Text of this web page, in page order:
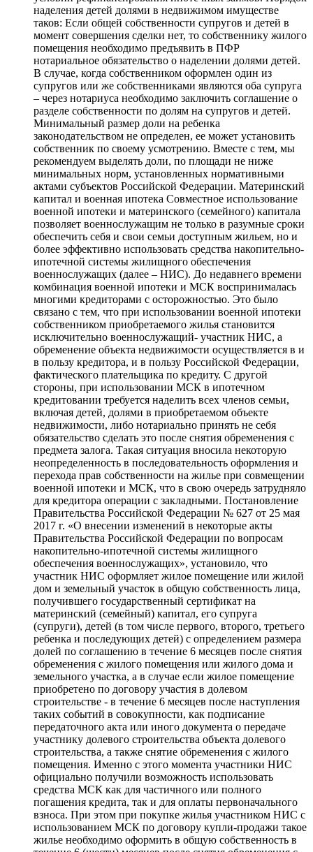
наделения детей долями в недвижимом имуществе
таков: Если общей собственности супругов и детей в
момент совершения сделки нет, то собственнику жилого
помещения необходимо предъявить в ПФР
нотариальное обязательство о наделении долями детей.
В случае, когда собственником оформлен один из
супругов или же собственниками являются оба супруга
– через нотариуса необходимо заключить соглашение о
разделе собственности по долям на супругов и детей.
Минимальный размер доли на ребенка
законодательством не определен, ее может установить
собственник по своему усмотрению. Вместе с тем, мы
рекомендуем выделять доли, по площади не ниже
минимальных норм, установленных нормативными
актами субъектов Российской Федерации. Материнский
капитал и военная ипотека Совместное использование
военной ипотеки и материнского (семейного) капитала
позволяет военнослужащим не только в разумные сроки
обеспечить себя и свои семьи доступным жильем, но и
более эффективно использовать средства накопительно-
ипотечной системы жилищного обеспечения
военнослужащих (далее – НИС). До недавнего времени
комбинация военной ипотеки и МСК воспринималась
многими кредиторами с осторожностью. Это было
связано с тем, что при использовании военной ипотеки
собственником приобретаемого жилья становится
исключительно военнослужащий- участник НИС, а
обременение объекта недвижимости осуществляется в и
в пользу кредитора, и в пользу Российской Федерации,
фактического плательщика по кредиту. С другой
стороны, при использовании МСК в ипотечном
кредитовании требуется наделить всех членов семьи,
включая детей, долями в приобретаемом объекте
недвижимости, либо нотариально принять не себя
обязательство сделать это после снятия обременения с
предмета залога. Такая ситуация вносила некоторую
неопределенность в последовательность оформления и
перехода прав собственности на жилье при совмещении
военной ипотеки и МСК, что в свою очередь затрудняло
для кредитора операции с закладными. Постановление
Правительства Российской Федерации № 627 от 25 мая
2017 г. «О внесении изменений в некоторые акты
Правительства Российской Федерации по вопросам
накопительно-ипотечной системы жилищного
обеспечения военнослужащих», установило, что
участник НИС оформляет жилое помещение или жилой
дом и земельный участок в общую собственность лица,
получившего государственный сертификат на
материнский (семейный) капитал, его супруга
(супруги), детей (в том числе первого, второго, третьего
ребенка и последующих детей) с определением размера
долей по соглашению в течение 6 месяцев после снятия
обременения с жилого помещения или жилого дома и
земельного участка, а в случае если жилое помещение
приобретено по договору участия в долевом
строительстве - в течение 6 месяцев после наступления
таких событий в совокупности, как подписание
передаточного акта или иного документа о передаче
участнику долевого строительства объекта долевого
строительства, а также снятие обременения с жилого
помещения. Именно с этого момента участники НИС
официально получили возможность использовать
средства МСК как для частичного или полного
погашения кредита, так и для оплаты первоначального
взноса. При этом при покупке жилья участником НИС с
использованием МСК по договору купли-продажи такое
жилье необходимо оформить в общую собственность в